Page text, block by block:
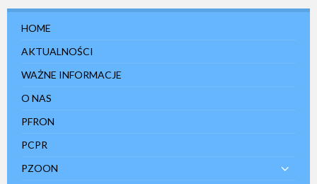
HOME
AKTUALNOŚCI
WAŻNE INFORMACJE
O NAS
PFRON
PCPR
PZOON